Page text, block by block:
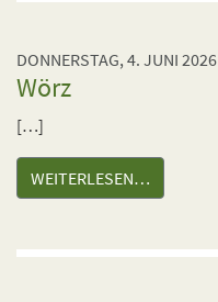
DONNERSTAG, 4. JUNI 2026
Wörz
[…]
WEITERLESEN…